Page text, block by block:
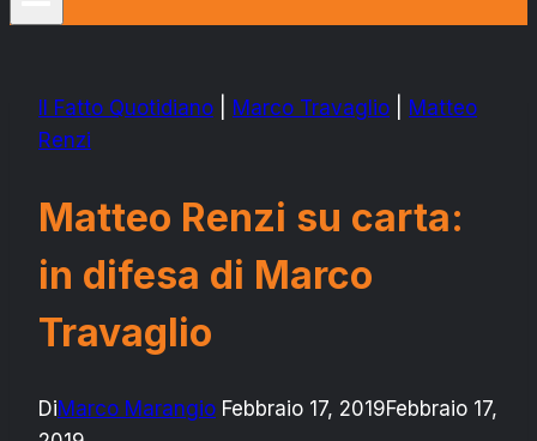
Il Fatto Quotidiano Marco Travaglio
Matteo
Renzi
Matteo Renzi su carta:
in difesa di Marco
Travaglio
DiMarco Marangio Febbraio 17, 2019Febbraio 17,